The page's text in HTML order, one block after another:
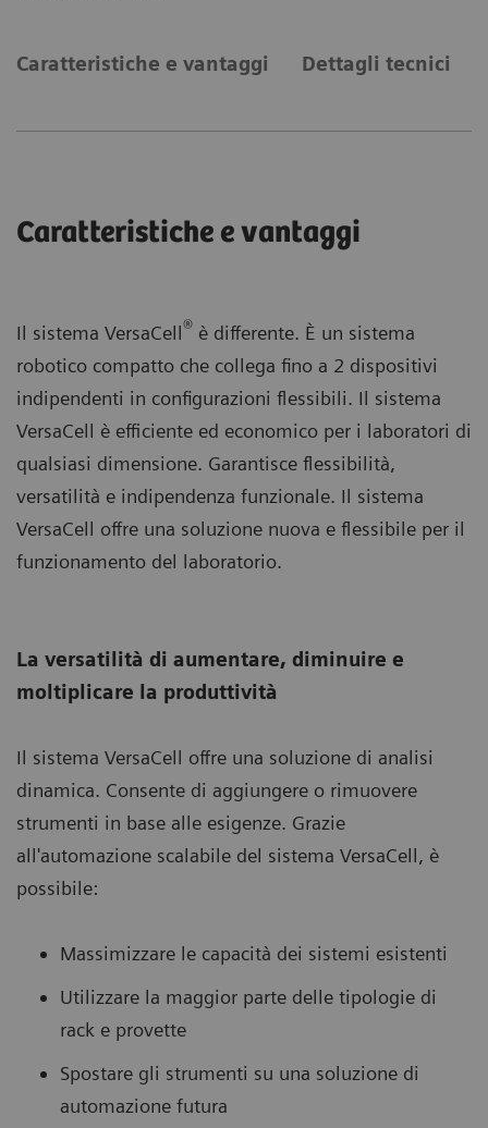
Caratteristiche e vantaggi Dettagli tecnici
Caratteristiche e vantaggi
Il sistema VersaCell® è differente. È un sistema
robotico compatto che collega fino a 2 dispositivi
indipendenti in configurazioni flessibili. Il sistema
VersaCell è efficiente ed economico per i laboratori di
qualsiasi dimensione. Garantisce flessibilità,
versatilità e indipendenza funzionale. Il sistema
VersaCell offre una soluzione nuova e flessibile per il
funzionamento del laboratorio.
La versatilità di aumentare, diminuire e
moltiplicare la produttività
Il sistema VersaCell offre una soluzione di analisi
dinamica. Consente di aggiungere o rimuovere
strumenti in base alle esigenze. Grazie
all'automazione scalabile del sistema VersaCell, è
possibile:
Massimizzare le capacità dei sistemi esistenti
Utilizzare la maggior parte delle tipologie di
rack e provette
Spostare gli strumenti su una soluzione di
automazione futura